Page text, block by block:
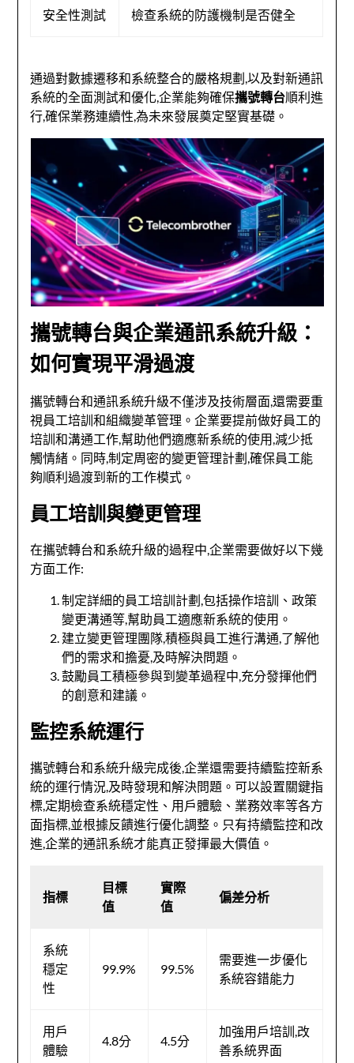
安全性測試 檢查系統的防護機制是否健全
通過對數據遷移和系統整合的嚴格規劃,以及對新通訊
系統的全面測試和優化,企業能夠確保攜號轉台順利進
行,確保業務連續性,為未來發展奠定堅實基礎。
攜號轉台與企業通訊系統升級：
如何實現平滑過渡
攜號轉台和通訊系統升級不僅涉及技術層面,還需要重
視員工培訓和組織變革管理。企業要提前做好員工的
培訓和溝通工作,幫助他們適應新系統的使用,減少抵
觸情緒。同時,制定周密的變更管理計劃,確保員工能
夠順利過渡到新的工作模式。
員工培訓與變更管理
在攜號轉台和系統升級的過程中,企業需要做好以下幾
方面工作:
制定詳細的員工培訓計劃,包括操作培訓、政策
變更溝通等,幫助員工適應新系統的使用。
建立變更管理團隊,積極與員工進行溝通,了解他
們的需求和擔憂,及時解決問題。
鼓勵員工積極參與到變革過程中,充分發揮他們
的創意和建議。
監控系統運行
攜號轉台和系統升級完成後,企業還需要持續監控新系
統的運行情況,及時發現和解決問題。可以設置關鍵指
標,定期檢查系統穩定性、用戶體驗、業務效率等各方
面指標,並根據反饋進行優化調整。只有持續監控和改
進,企業的通訊系統才能真正發揮最大價值。
指標
目標
值
實際
值
偏差分析
系統
穩定
性
99.9% 99.5%
需要進一步優化
系統容錯能力
用戶
體驗
4.8分 4.5分
加強用戶培訓,改
善系統界面